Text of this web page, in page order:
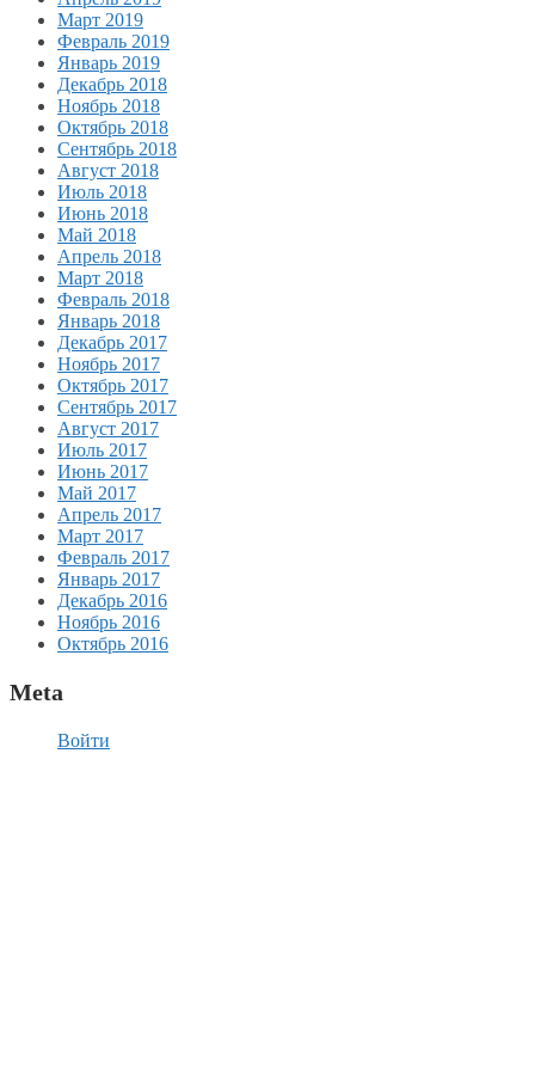
Март 2019
Февраль 2019
Январь 2019
Декабрь 2018
Ноябрь 2018
Октябрь 2018
Сентябрь 2018
Август 2018
Июль 2018
Июнь 2018
Май 2018
Апрель 2018
Март 2018
Февраль 2018
Январь 2018
Декабрь 2017
Ноябрь 2017
Октябрь 2017
Сентябрь 2017
Август 2017
Июль 2017
Июнь 2017
Май 2017
Апрель 2017
Март 2017
Февраль 2017
Январь 2017
Декабрь 2016
Ноябрь 2016
Октябрь 2016
Meta
Войти